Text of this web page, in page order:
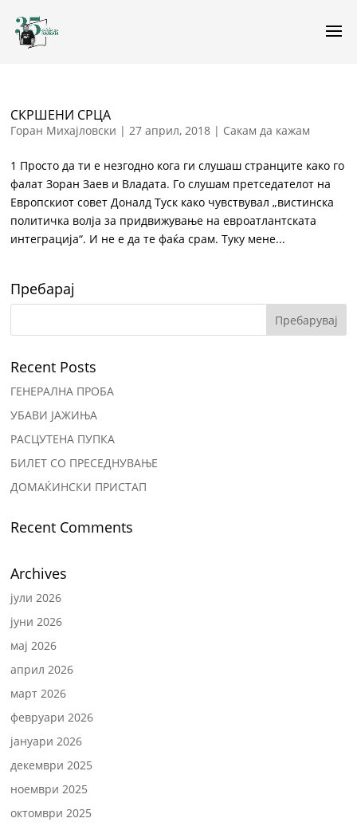
СКРШЕНИ СРЦА
Горан Михајловски |27 април, 2018 | Сакам да кажам
1 Просто да ти е незгодно кога ги слушаш странците како го
фалат Зоран Заев и Владата. Го слушам претседателот на
Европскиот совет Доналд Туск како чувствувал „вистинска
политичка волја за придвижување на евроатлантската
интеграција“. И не е да те фаќа срам. Туку мене...
Пребарај
Recent Posts
ГЕНЕРАЛНА ПРОБА
УБАВИ ЈАЖИЊА
РАСЦУТЕНА ПУПКА
БИЛЕТ СО ПРЕСЕДНУВАЊЕ
ДОМАЌИНСКИ ПРИСТАП
Recent Comments
Archives
јули 2026
јуни 2026
мај 2026
април 2026
март 2026
февруари 2026
јануари 2026
декември 2025
ноември 2025
октомври 2025